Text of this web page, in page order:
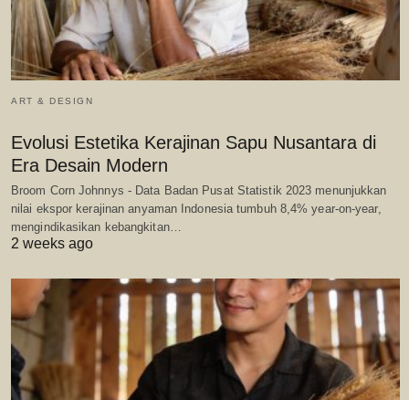
ART & DESIGN
Evolusi Estetika Kerajinan Sapu Nusantara di
Era Desain Modern
Broom Corn Johnnys - Data Badan Pusat Statistik 2023 menunjukkan
nilai ekspor kerajinan anyaman Indonesia tumbuh 8,4% year-on-year,
mengindikasikan kebangkitan…
2 weeks ago